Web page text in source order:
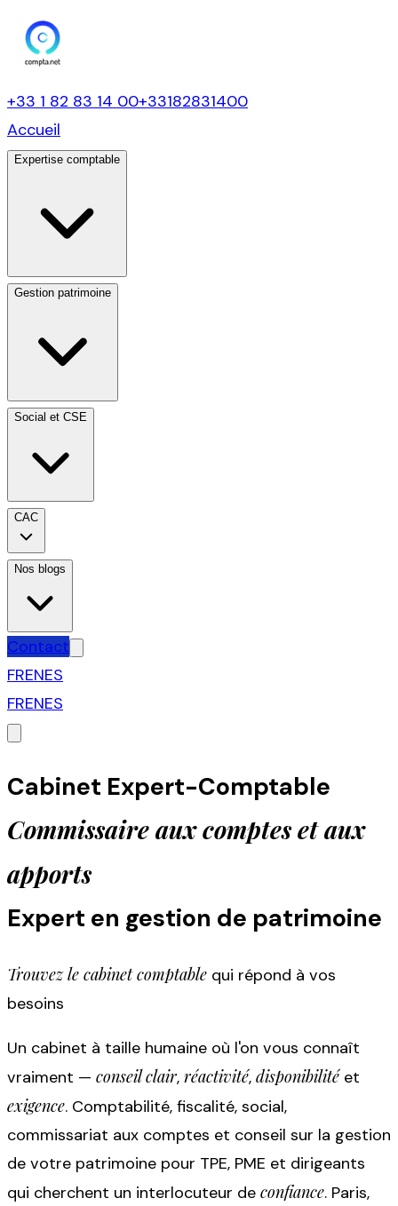
+33 1 82 83 14 00+33182831400
Accueil
Expertise comptable
Gestion patrimoine
Social et CSE
CAC
Nos blogs
Contact
FRENES
FRENES
Cabinet Expert-Comptable
Commissaire aux comptes et aux
apports
Expert en gestion de patrimoine
Trouvez le cabinet comptable qui répond à vos
besoins
Un cabinet à taille humaine où l'on vous connaît
vraiment — conseil clair, réactivité, disponibilitéet
exigence. Comptabilité, fiscalité, social,
commissariat aux comptes et conseil sur la gestion
de votre patrimoine pour TPE, PME et dirigeants
qui cherchent un interlocuteur de confiance. Paris,